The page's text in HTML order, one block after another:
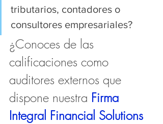
tributarios, contadores o
consultores empresariales?
¿Conoces de las
calificaciones como
auditores externos que
dispone nuestra Firma
Integral Financial Solutions